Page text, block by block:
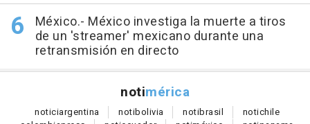
México.- México investiga la muerte a tiros
de un 'streamer' mexicano durante una
retransmisión en directo
notimérica
noticiargentina notibolivia notibrasil notichile